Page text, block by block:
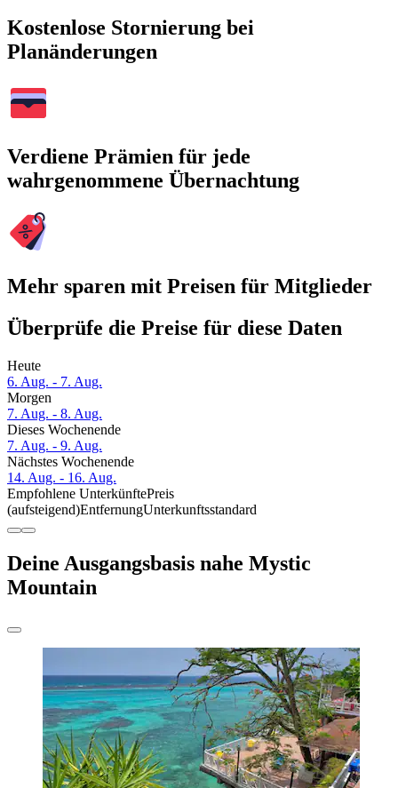
Kostenlose Stornierung bei
Planänderungen
Verdiene Prämien für jede
wahrgenommene Übernachtung
Mehr sparen mit Preisen für Mitglieder
Überprüfe die Preise für diese Daten
Heute
6. Aug. - 7. Aug.
Morgen
7. Aug. - 8. Aug.
Dieses Wochenende
7. Aug. - 9. Aug.
Nächstes Wochenende
14. Aug. - 16. Aug.
Empfohlene UnterkünftePreis
(aufsteigend)EntfernungUnterkunftsstandard
Deine Ausgangsbasis nahe Mystic
Mountain